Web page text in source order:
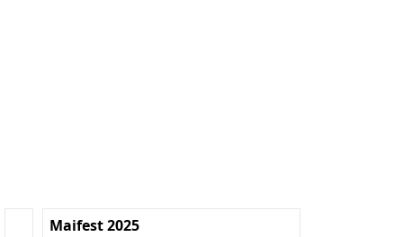
Maifest 2025